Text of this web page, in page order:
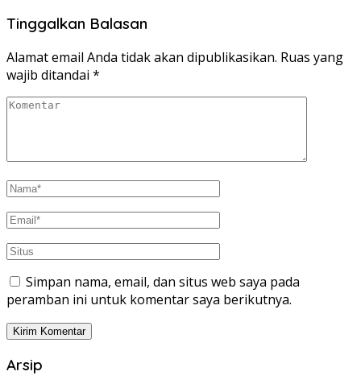
Tinggalkan Balasan
Alamat email Anda tidak akan dipublikasikan. Ruas yang
wajib ditandai *
Simpan nama, email, dan situs web saya pada
peramban ini untuk komentar saya berikutnya.
Arsip